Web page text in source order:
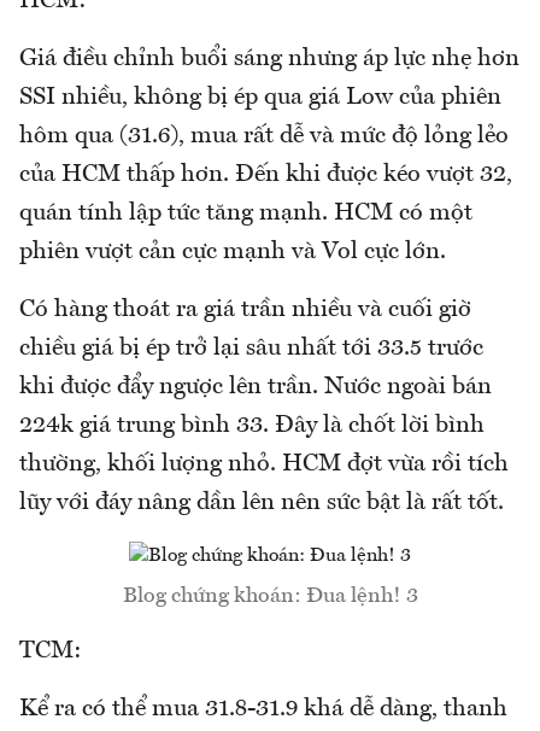
Giá điều chỉnh buổi sáng nhưng áp lực nhẹ hơn
SSI nhiều, không bị ép qua giá Low của phiên
hôm qua (31.6), mua rất dễ và mức độ lỏng lẻo
của HCM thấp hơn. Đến khi được kéo vượt 32,
quán tính lập tức tăng mạnh. HCM có một
phiên vượt cản cực mạnh và Vol cực lớn.
Có hàng thoát ra giá trần nhiều và cuối giờ
chiều giá bị ép trở lại sâu nhất tới 33.5 trước
khi được đẩy ngược lên trần. Nước ngoài bán
224k giá trung bình 33. Đây là chốt lời bình
thường, khối lượng nhỏ. HCM đợt vừa rồi tích
lũy với đáy nâng dần lên nên sức bật là rất tốt.
Blog chứng khoán: Đua lệnh! 3
TCM:
Kể ra có thể mua 31.8-31.9 khá dễ dàng, thanh